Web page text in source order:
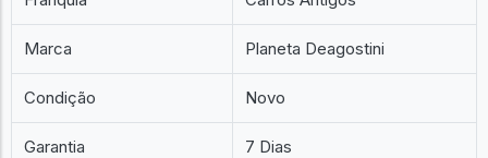
Marca Planeta Deagostini
Condição Novo
Garantia 7 Dias